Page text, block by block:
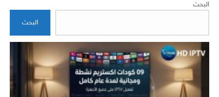
البحث
البحث